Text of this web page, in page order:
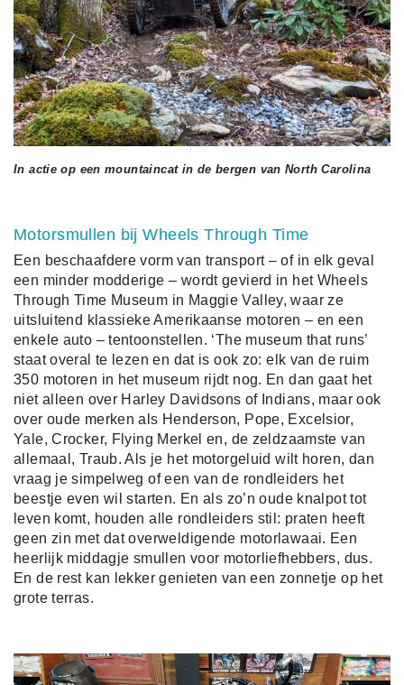
In actie op een mountaincat in de bergen van North Carolina
Motorsmullen bij Wheels Through Time
Een beschaafdere vorm van transport – of in elk geval
een minder modderige – wordt gevierd in het Wheels
Through Time Museum in Maggie Valley, waar ze
uitsluitend klassieke Amerikaanse motoren – en een
enkele auto – tentoonstellen. ‘The museum that runs’
staat overal te lezen en dat is ook zo: elk van de ruim
350 motoren in het museum rijdt nog. En dan gaat het
niet alleen over Harley Davidsons of Indians, maar ook
over oude merken als Henderson, Pope, Excelsior,
Yale, Crocker, Flying Merkel en, de zeldzaamste van
allemaal, Traub. Als je het motorgeluid wilt horen, dan
vraag je simpelweg of een van de rondleiders het
beestje even wil starten. En als zo’n oude knalpot tot
leven komt, houden alle rondleiders stil: praten heeft
geen zin met dat overweldigende motorlawaai. Een
heerlijk middagje smullen voor motorliefhebbers, dus.
En de rest kan lekker genieten van een zonnetje op het
grote terras.